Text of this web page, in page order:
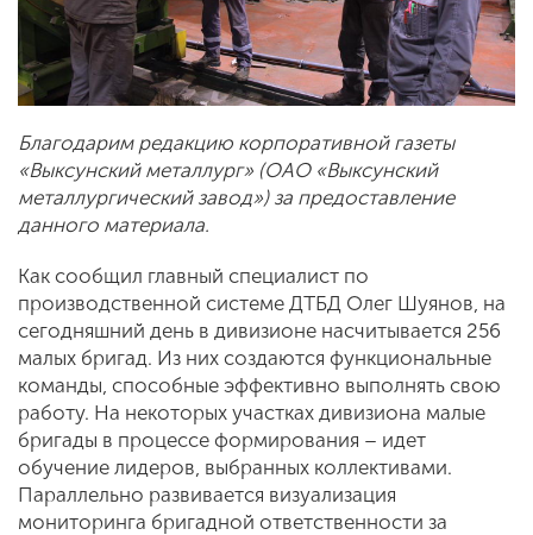
Благодарим редакцию корпоративной газеты
«Выксунский металлург» (ОАО «Выксунский
металлургический завод») за предоставление
данного материала.
Как сообщил главный специалист по
производственной системе ДТБД Олег Шуянов, на
сегодняшний день в дивизионе насчитывается 256
малых бригад. Из них создаются функциональные
команды, способные эффективно выполнять свою
работу. На некоторых участках дивизиона малые
бригады в процессе формирования – идет
обучение лидеров, выбранных коллективами.
Параллельно развивается визуализация
мониторинга бригадной ответственности за